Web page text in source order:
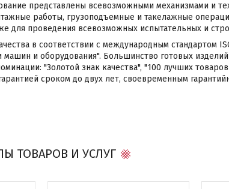
представлены всевозможными механизмами и
работы, грузоподъемные и такелажные
для проведения всевозможных испытательных и
в соответствии с международным стандартом
и оборудования". Большинство готовых
"Золотой знак качества", "100 лучших
сроком до двух лет, своевременным
ТОВАРОВ И УСЛУГ